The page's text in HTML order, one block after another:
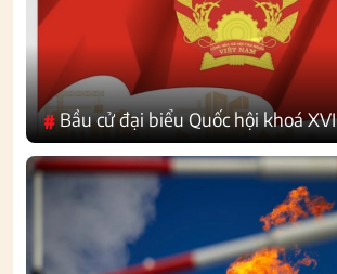
#Bầu cử đại biểu Quốc hội khoá XVI